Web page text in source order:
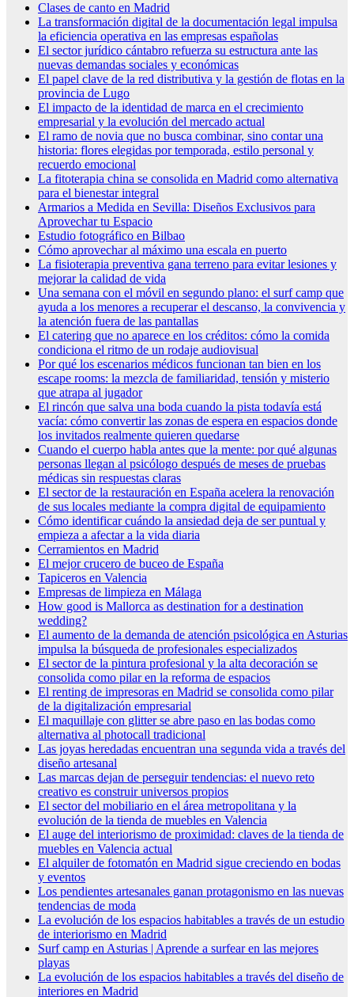
Clases de canto en Madrid
La transformación digital de la documentación legal impulsa
la eficiencia operativa en las empresas españolas
El sector jurídico cántabro refuerza su estructura ante las
nuevas demandas sociales y económicas
El papel clave de la red distributiva y la gestión de flotas en la
provincia de Lugo
El impacto de la identidad de marca en el crecimiento
empresarial y la evolución del mercado actual
El ramo de novia que no busca combinar, sino contar una
historia: flores elegidas por temporada, estilo personal y
recuerdo emocional
La fitoterapia china se consolida en Madrid como alternativa
para el bienestar integral
Armarios a Medida en Sevilla: Diseños Exclusivos para
Aprovechar tu Espacio
Estudio fotográfico en Bilbao
Cómo aprovechar al máximo una escala en puerto
La fisioterapia preventiva gana terreno para evitar lesiones y
mejorar la calidad de vida
Una semana con el móvil en segundo plano: el surf camp que
ayuda a los menores a recuperar el descanso, la convivencia y
la atención fuera de las pantallas
El catering que no aparece en los créditos: cómo la comida
condiciona el ritmo de un rodaje audiovisual
Por qué los escenarios médicos funcionan tan bien en los
escape rooms: la mezcla de familiaridad, tensión y misterio
que atrapa al jugador
El rincón que salva una boda cuando la pista todavía está
vacía: cómo convertir las zonas de espera en espacios donde
los invitados realmente quieren quedarse
Cuando el cuerpo habla antes que la mente: por qué algunas
personas llegan al psicólogo después de meses de pruebas
médicas sin respuestas claras
El sector de la restauración en España acelera la renovación
de sus locales mediante la compra digital de equipamiento
Cómo identificar cuándo la ansiedad deja de ser puntual y
empieza a afectar a la vida diaria
Cerramientos en Madrid
El mejor crucero de buceo de España
Tapiceros en Valencia
Empresas de limpieza en Málaga
How good is Mallorca as destination for a destination
wedding?
El aumento de la demanda de atención psicológica en Asturias
impulsa la búsqueda de profesionales especializados
El sector de la pintura profesional y la alta decoración se
consolida como pilar en la reforma de espacios
El renting de impresoras en Madrid se consolida como pilar
de la digitalización empresarial
El maquillaje con glitter se abre paso en las bodas como
alternativa al photocall tradicional
Las joyas heredadas encuentran una segunda vida a través del
diseño artesanal
Las marcas dejan de perseguir tendencias: el nuevo reto
creativo es construir universos propios
El sector del mobiliario en el área metropolitana y la
evolución de la tienda de muebles en Valencia
El auge del interiorismo de proximidad: claves de la tienda de
muebles en Valencia actual
El alquiler de fotomatón en Madrid sigue creciendo en bodas
y eventos
Los pendientes artesanales ganan protagonismo en las nuevas
tendencias de moda
La evolución de los espacios habitables a través de un estudio
de interiorismo en Madrid
Surf camp en Asturias | Aprende a surfear en las mejores
playas
La evolución de los espacios habitables a través del diseño de
interiores en Madrid